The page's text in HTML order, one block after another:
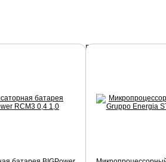
Подробнее